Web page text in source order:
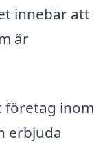
innebär att
är
företag inom
erbjuda